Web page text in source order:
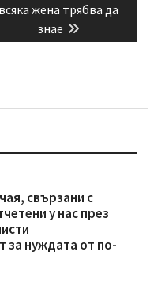
всяка жена трябва да
знае
свързани с
у нас през
за нуждата от по-